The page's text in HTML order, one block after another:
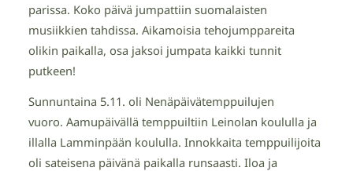
parissa. Koko päivä jumpattiin suomalaisten
musiikkien tahdissa. Aikamoisia tehojumppareita
olikin paikalla, osa jaksoi jumpata kaikki tunnit
putkeen!
Sunnuntaina 5.11. oli Nenäpäivätemppuilujen
vuoro. Aamupäivällä temppuiltiin Leinolan koululla ja
illalla Lamminpään koululla. Innokkaita temppuilijoita
oli sateisena päivänä paikalla runsaasti. Iloa ja